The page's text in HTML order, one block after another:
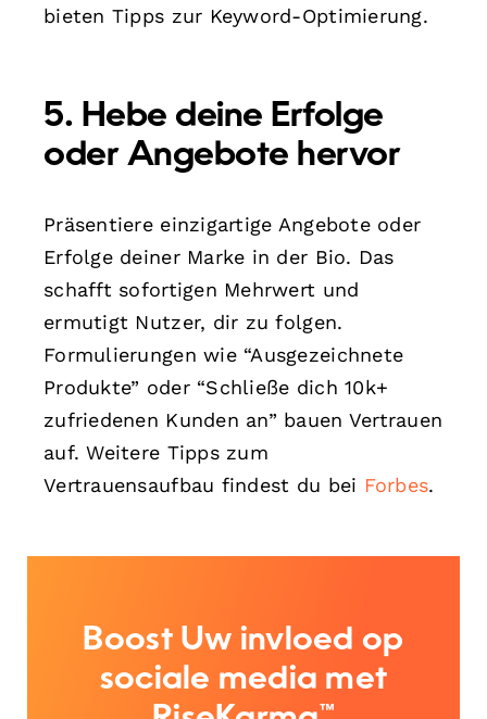
bieten Tipps zur Keyword-Optimierung.
5. Hebe deine Erfolge
oder Angebote hervor
Präsentiere einzigartige Angebote oder
Erfolge deiner Marke in der Bio. Das
schafft sofortigen Mehrwert und
ermutigt Nutzer, dir zu folgen.
Formulierungen wie “Ausgezeichnete
Produkte” oder “Schließe dich 10k+
zufriedenen Kunden an” bauen Vertrauen
auf. Weitere Tipps zum
Vertrauensaufbau findest du bei Forbes.
Boost Uw invloed op
sociale media met